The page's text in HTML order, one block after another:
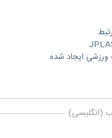
(انگلیسی)